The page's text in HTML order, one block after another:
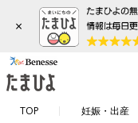
×
TOP 妊娠・出産